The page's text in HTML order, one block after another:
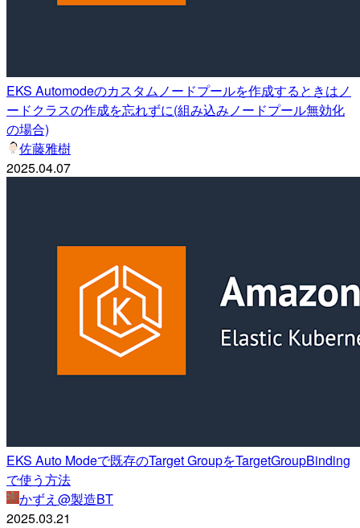
EKS Automodeのカスタムノードプールを作成するときはノ
ードクラスの作成を忘れずに(組み込みノードプール無効化
の場合)
佐藤雅樹
2025.04.07
EKS Auto Modeで既存のTarget GroupをTargetGroupBinding
で使う方法
かずえ@製造BT
2025.03.21